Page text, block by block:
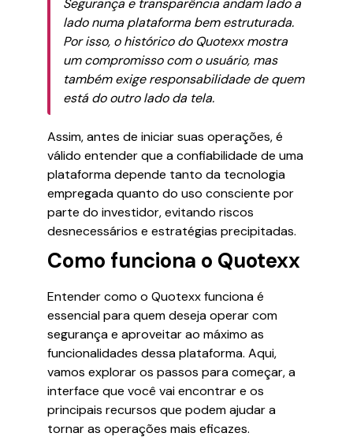
Segurança e transparência andam lado a
lado numa plataforma bem estruturada.
Por isso, o histórico do Quotexx mostra
um compromisso com o usuário, mas
também exige responsabilidade de quem
está do outro lado da tela.
Assim, antes de iniciar suas operações, é
válido entender que a confiabilidade de uma
plataforma depende tanto da tecnologia
empregada quanto do uso consciente por
parte do investidor, evitando riscos
desnecessários e estratégias precipitadas.
Como funciona o Quotexx
Entender como o Quotexx funciona é
essencial para quem deseja operar com
segurança e aproveitar ao máximo as
funcionalidades dessa plataforma. Aqui,
vamos explorar os passos para começar, a
interface que você vai encontrar e os
principais recursos que podem ajudar a
tornar as operações mais eficazes.